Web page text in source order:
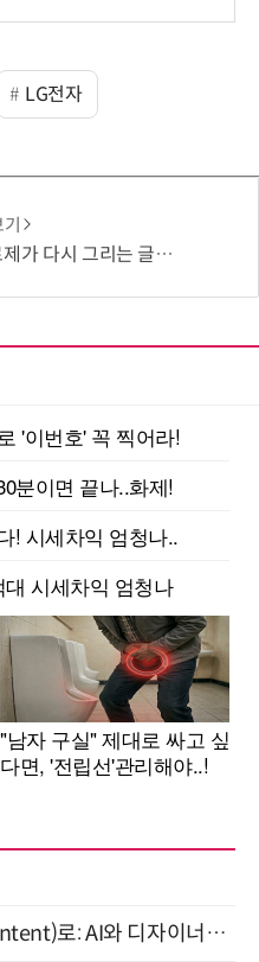
LG전자
그리는 글로벌 산업 지도
"인터페이스를 넘어 인텐트(intent)로: AI와 디자이너가 함께 만드는 공존의 UX" 강남역 (9/2)